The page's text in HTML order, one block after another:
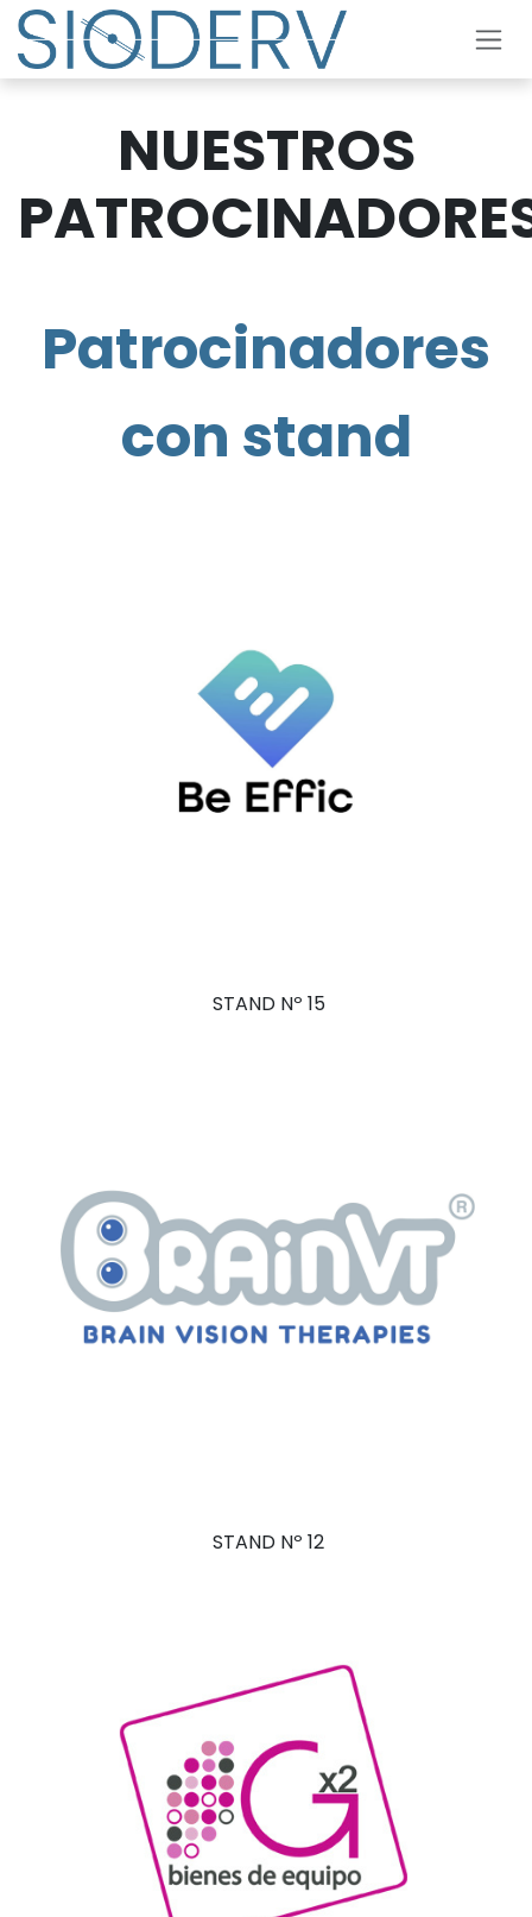
Ir al contenido
NUESTROS
Patrocinadores
con stand
STAND Nº 15
STAND Nº 12